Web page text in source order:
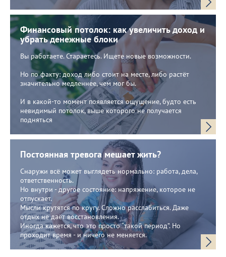
Финансовый потолок: как увеличить доход и
убрать денежные блоки
Вы работаете. Стараетесь. Ищете новые возможности.
Но по факту: доход либо стоит на месте, либо растёт
значительно медленнее, чем мог бы.
И в какой-то момент появляется ощущение, будто есть
невидимый потолок, выше которого не получается
подняться
Постоянная тревога мешает жить?
Снаружи всё может выглядеть нормально: работа, дела,
ответственность.
Но внутри - другое состояние: напряжение, которое не
отпускает.
Мысли крутятся по кругу. Сложно расслабиться. Даже
отдых не даёт восстановления.
Иногда кажется, что это просто “такой период”. Но
проходит время - и ничего не меняется.